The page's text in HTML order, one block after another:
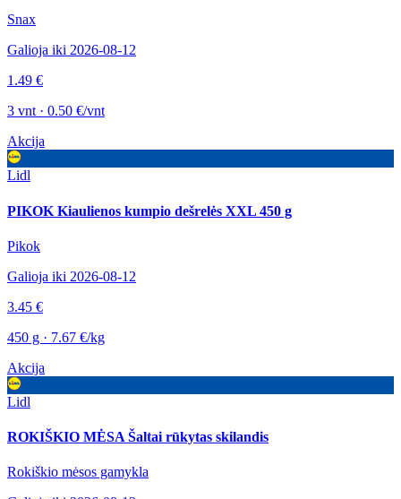
Snax
Galioja iki 2026-08-12
1.49 €
3 vnt · 0.50 €/vnt
Akcija
Lidl
PIKOK Kiaulienos kumpio dešrelės XXL 450 g
Pikok
Galioja iki 2026-08-12
3.45 €
450 g · 7.67 €/kg
Akcija
Lidl
ROKIŠKIO MĖSA Šaltai rūkytas skilandis
Rokiškio mėsos gamykla